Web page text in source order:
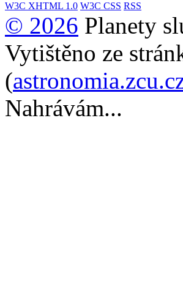
W3C XHTML 1.0 W3C CSS RSS
© 2026 Planety
Vytištěno ze
(
Nahrávám...